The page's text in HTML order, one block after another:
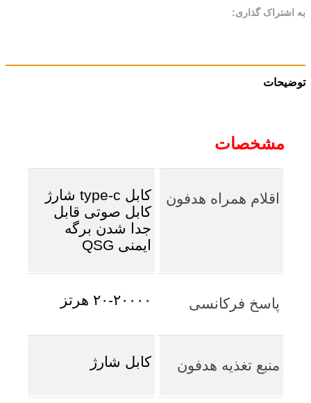
به اشتراک گذاری:
توضیحات
مشخصات
اقلام همراه هدفون
کابل type-c شارژ
کابل صوتی قابل
جدا شدن برگه
ایمنی QSG
پاسخ فرکانسی ۲۰-۲۰۰۰۰ هرتز
منبع تغذیه هدفون کابل شارژ